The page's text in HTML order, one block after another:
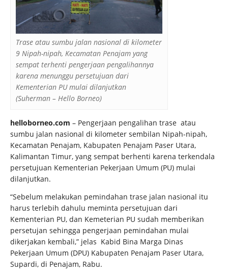
Trase atau sumbu jalan nasional di kilometer
9 Nipah-nipah, Kecamatan Penajam yang
sempat terhenti pengerjaan pengalihannya
karena menunggu persetujuan dari
Kementerian PU mulai dilanjutkan
(Suherman – Hello Borneo)
helloborneo.com – Pengerjaan pengalihan trase atau
sumbu jalan nasional di kilometer sembilan Nipah-nipah,
Kecamatan Penajam, Kabupaten Penajam Paser Utara,
Kalimantan Timur, yang sempat berhenti karena terkendala
persetujuan Kementerian Pekerjaan Umum (PU) mulai
dilanjutkan.
“Sebelum melakukan pemindahan trase jalan nasional itu
harus terlebih dahulu meminta persetujuan dari
Kementerian PU, dan Kemeterian PU sudah memberikan
persetujan sehingga pengerjaan pemindahan mulai
dikerjakan kembali,” jelas Kabid Bina Marga Dinas
Pekerjaan Umum (DPU) Kabupaten Penajam Paser Utara,
Supardi, di Penajam, Rabu.